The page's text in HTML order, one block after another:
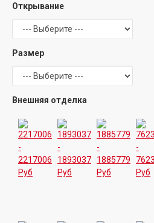
Открывание
Размер
Внешняя отделка